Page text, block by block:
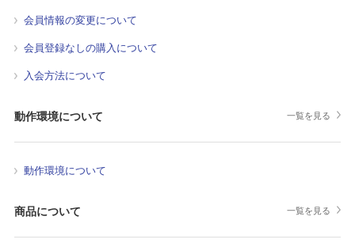
会員情報の変更について
会員登録なしの購入について
入会方法について
動作環境について 一覧を見る
動作環境について
商品について 一覧を見る